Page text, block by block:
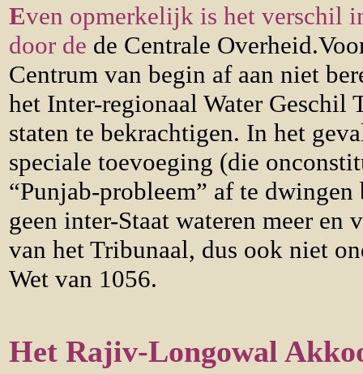
Even opmerkelijk is het verschil
door de de Centrale Overheid.
Centrum van begin af aan niet
het Inter-regionaal Water Geschil
staten te bekrachtigen. In het
speciale toevoeging (die
“Punjab-probleem” af te
geen inter-Staat wateren meer
van het Tribunaal, dus ook niet
Wet van 1056.
Het Rajiv-Longowal